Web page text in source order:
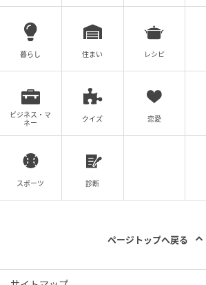
暮らし 住まい レシピ
ビジネス・マ
ネー
クイズ 恋愛
スポーツ 診断
ページトップへ戻る